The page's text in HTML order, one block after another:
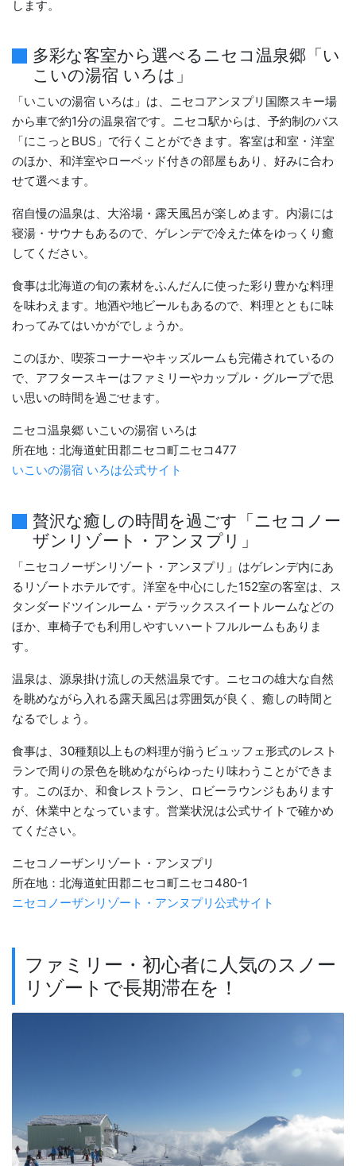
します。
多彩な客室から選べるニセコ温泉郷「い
こいの湯宿 いろは」
「いこいの湯宿 いろは」は、ニセコアンヌプリ国際スキー場
から車で約1分の温泉宿です。ニセコ駅からは、予約制のバス
「にこっとBUS」で行くことができます。客室は和室・洋室
のほか、和洋室やローベッド付きの部屋もあり、好みに合わ
せて選べます。
宿自慢の温泉は、大浴場・露天風呂が楽しめます。内湯には
寝湯・サウナもあるので、ゲレンデで冷えた体をゆっくり癒
してください。
食事は北海道の旬の素材をふんだんに使った彩り豊かな料理
を味わえます。地酒や地ビールもあるので、料理とともに味
わってみてはいかがでしょうか。
このほか、喫茶コーナーやキッズルームも完備されているの
で、アフタースキーはファミリーやカップル・グループで思
い思いの時間を過ごせます。
ニセコ温泉郷 いこいの湯宿 いろは
所在地：北海道虻田郡ニセコ町ニセコ477
いこいの湯宿 いろは公式サイト
贅沢な癒しの時間を過ごす「ニセコノー
ザンリゾート・アンヌプリ」
「ニセコノーザンリゾート・アンヌプリ」はゲレンデ内にあ
るリゾートホテルです。洋室を中心にした152室の客室は、ス
タンダードツインルーム・デラックススイートルームなどの
ほか、車椅子でも利用しやすいハートフルルームもありま
す。
温泉は、源泉掛け流しの天然温泉です。ニセコの雄大な自然
を眺めながら入れる露天風呂は雰囲気が良く、癒しの時間と
なるでしょう。
食事は、30種類以上もの料理が揃うビュッフェ形式のレスト
ランで周りの景色を眺めながらゆったり味わうことができま
す。このほか、和食レストラン、ロビーラウンジもあります
が、休業中となっています。営業状況は公式サイトで確かめ
てください。
ニセコノーザンリゾート・アンヌプリ
所在地：北海道虻田郡ニセコ町ニセコ480-1
ニセコノーザンリゾート・アンヌプリ公式サイト
ファミリー・初心者に人気のスノー
リゾートで長期滞在を！